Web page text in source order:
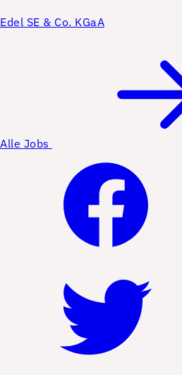
Edel SE & Co. KGaA
Alle Jobs